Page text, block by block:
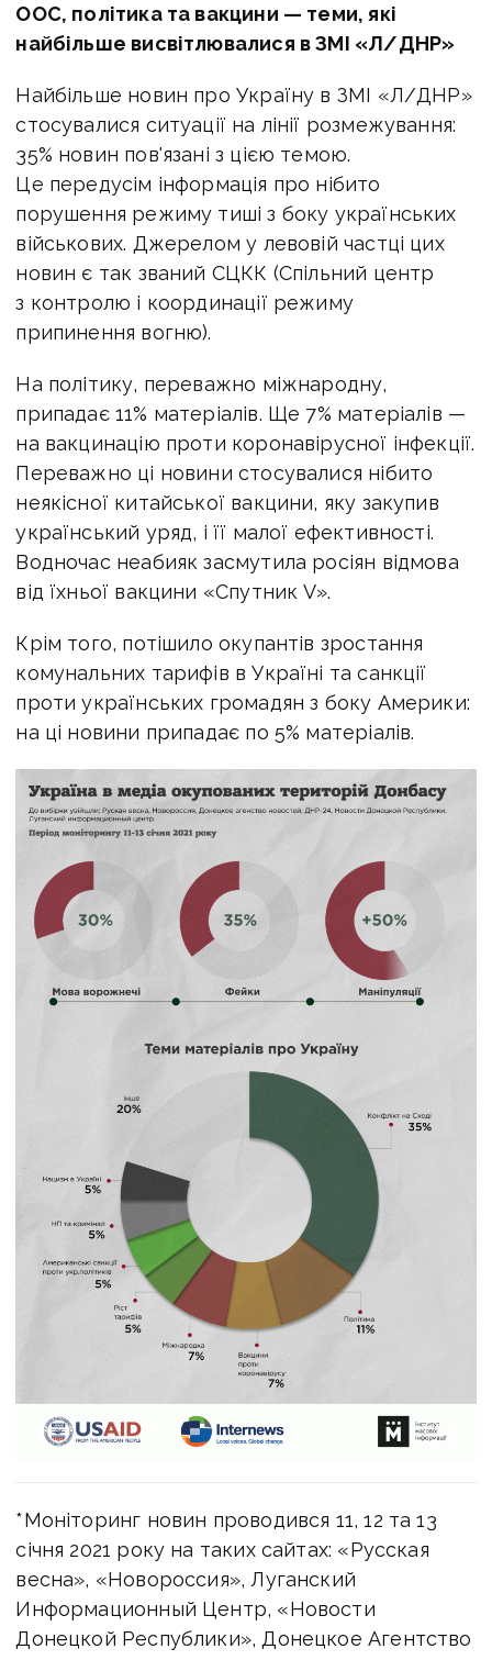
ООС, політика та вакцини — теми, які
найбільше висвітлювалися в ЗМІ «Л/ДНР»
Найбільше новин про Україну в ЗМІ «Л/ДНР»
стосувалися ситуації на лінії розмежування:
35% новин пов'язані з цією темою.
Це передусім інформація про нібито
порушення режиму тиші з боку українських
військових. Джерелом у левовій частці цих
новин є так званий СЦКК (Спільний центр
з контролю і координації режиму
припинення вогню).
На політику, переважно міжнародну,
припадає 11% матеріалів. Ще 7% матеріалів —
на вакцинацію проти коронавірусної інфекції.
Переважно ці новини стосувалися нібито
неякісної китайської вакцини, яку закупив
український уряд, і її малої ефективності.
Водночас неабияк засмутила росіян відмова
від їхньої вакцини «Спутник V».
Крім того, потішило окупантів зростання
комунальних тарифів в Україні та санкції
проти українських громадян з боку Америки:
на ці новини припадає по 5% матеріалів.
*Моніторинг новин проводився 11, 12 та 13
січня 2021 року на таких сайтах: «Русская
весна», «Новороссия», Луганский
Информационный Центр, «Новости
Донецкой Республики», Донецкое Агентство